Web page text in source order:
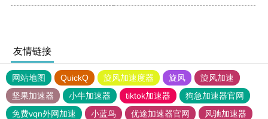
友情链接
网站地图 QuickQ 旋风加速度器 旋风
旋风加速
坚果加速器
小牛加速器 tiktok加速器
狗急加速器官网
免费vqn外网加速
小蓝鸟 优途加速器官网
风驰加速器